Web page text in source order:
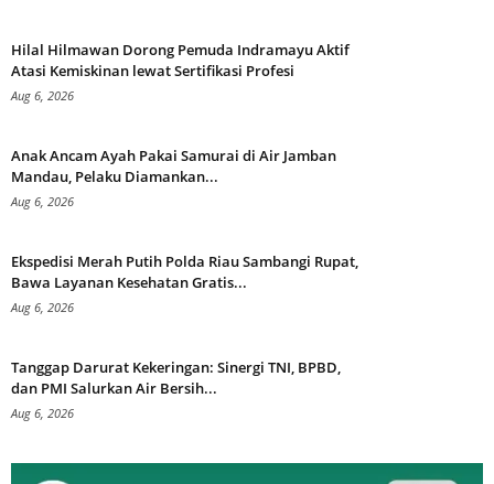
Hilal Hilmawan Dorong Pemuda Indramayu Aktif
Atasi Kemiskinan lewat Sertifikasi Profesi
Aug 6, 2026
Anak Ancam Ayah Pakai Samurai di Air Jamban
Mandau, Pelaku Diamankan...
Aug 6, 2026
Ekspedisi Merah Putih Polda Riau Sambangi Rupat,
Bawa Layanan Kesehatan Gratis...
Aug 6, 2026
Tanggap Darurat Kekeringan: Sinergi TNI, BPBD,
dan PMI Salurkan Air Bersih...
Aug 6, 2026